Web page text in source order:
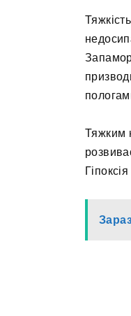
Тяжким